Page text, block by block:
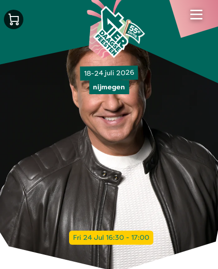
18-24 juli 2026
nijmegen
Fri 24 Jul 16:30 - 17:00